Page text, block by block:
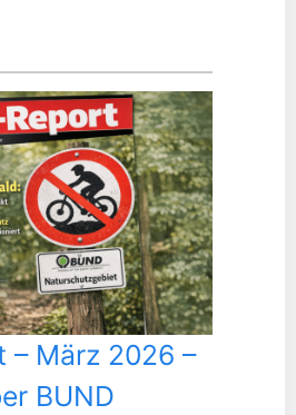
– März 2026 –
BUND